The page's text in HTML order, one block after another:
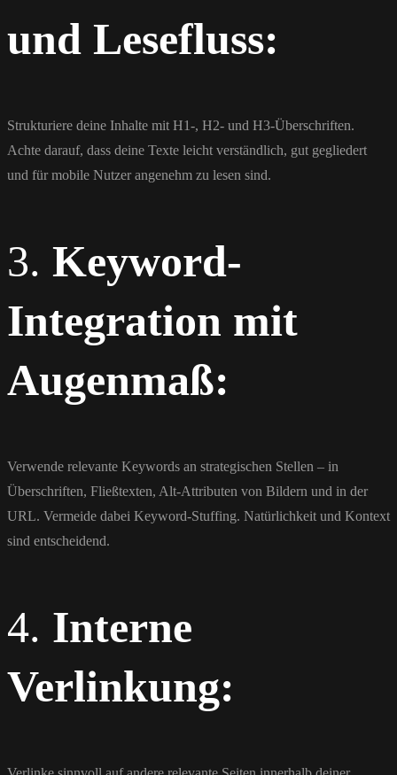
und Lesefluss:
Strukturiere deine Inhalte mit H1-, H2- und H3-Überschriften.
Achte darauf, dass deine Texte leicht verständlich, gut gegliedert
und für mobile Nutzer angenehm zu lesen sind.
3. Keyword-
Integration mit
Augenmaß:
Verwende relevante Keywords an strategischen Stellen – in
Überschriften, Fließtexten, Alt-Attributen von Bildern und in der
URL. Vermeide dabei Keyword-Stuffing. Natürlichkeit und Kontext
sind entscheidend.
4. Interne
Verlinkung: